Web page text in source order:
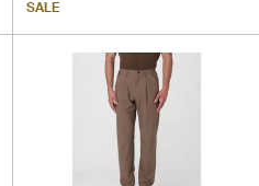
SALE